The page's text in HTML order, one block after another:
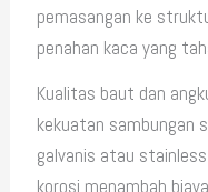
pemasangan ke
penahan kaca yang
Kualitas baut dan
kekuatan sambungan
galvanis atau
korosi menambah